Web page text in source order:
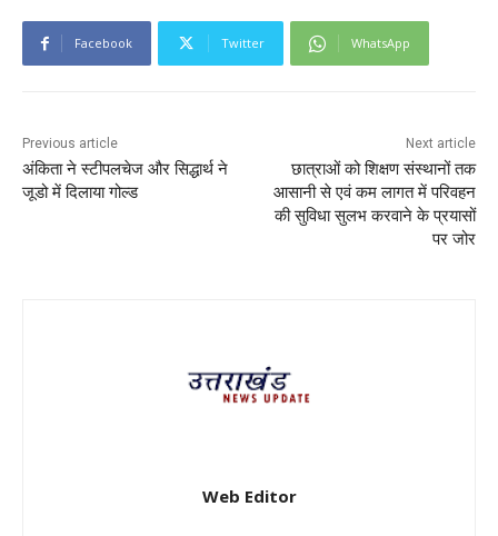
Facebook Twitter WhatsApp
Previous article
अंकिता ने स्टीपलचेज और सिद्धार्थ ने
जूडो में दिलाया गोल्ड
Next article
छात्राओं को शिक्षण संस्थानों तक
आसानी से एवं कम लागत में परिवहन
की सुविधा सुलभ करवाने के प्रयासों
पर जोर
Web Editor